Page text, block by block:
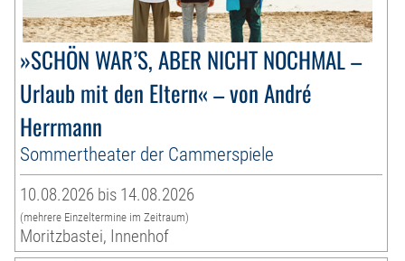
»SCHÖN WAR’S, ABER NICHT NOCHMAL –
Urlaub mit den Eltern« – von André
Herrmann
Sommertheater der Cammerspiele
10.08.2026 bis 14.08.2026
(mehrere Einzeltermine im Zeitraum)
Moritzbastei, Innenhof